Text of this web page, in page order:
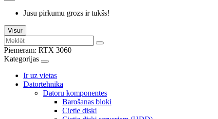
Jūsu pirkumu grozs ir tukšs!
Visur
Piemēram: RTX 3060
Kategorijas
Ir uz vietas
Datortehnika
Datoru komponentes
Barošanas bloki
Cietie diski